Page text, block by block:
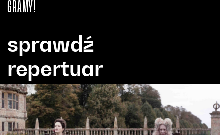
GRAMY!
sprawdź
repertuar